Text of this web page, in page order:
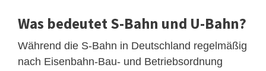
Was bedeutet S-Bahn und U-Bahn?
Während die S-Bahn in Deutschland regelmäßig
nach Eisenbahn-Bau- und Betriebsordnung